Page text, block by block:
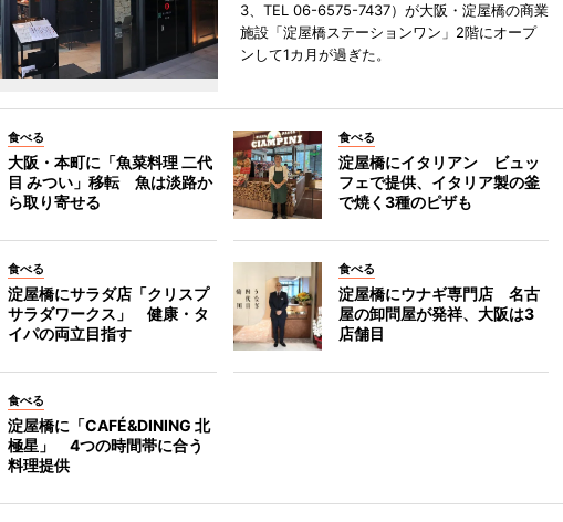
3、TEL 06-6575-7437）が大阪・淀屋橋の商業
施設「淀屋橋ステーションワン」2階にオープ
ンして1カ月が過ぎた。
食べる
大阪・本町に「魚菜料理 二代
目 みつい」移転 魚は淡路か
ら取り寄せる
食べる
淀屋橋にイタリアン ビュッ
フェで提供、イタリア製の釜
で焼く3種のピザも
食べる
淀屋橋にサラダ店「クリスプ
サラダワークス」 健康・タ
イパの両立目指す
食べる
淀屋橋にウナギ専門店 名古
屋の卸問屋が発祥、大阪は3
店舗目
食べる
淀屋橋に「CAFÉ&DINING 北
極星」 4つの時間帯に合う
料理提供